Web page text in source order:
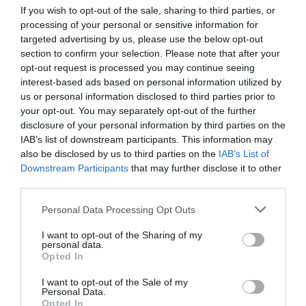
If you wish to opt-out of the sale, sharing to third parties, or
processing of your personal or sensitive information for
targeted advertising by us, please use the below opt-out
section to confirm your selection. Please note that after your
opt-out request is processed you may continue seeing
interest-based ads based on personal information utilized by
us or personal information disclosed to third parties prior to
your opt-out. You may separately opt-out of the further
disclosure of your personal information by third parties on the
IAB’s list of downstream participants. This information may
also be disclosed by us to third parties on the IAB’s List of
Downstream Participants that may further disclose it to other
Personal Data Processing Opt Outs
I want to opt-out of the Sharing of my
personal data.
Opted In
I want to opt-out of the Sale of my
Personal Data.
Opted In
MEAa commenté :
8 novembre 2025 - 19 h
52 min
C’est honteux envers 346 familles (environ) 346 personnes
qui ont mouru à cause de l’argent. Le dreamliner est le seul
avion encore buvable chez boeing.
RÉPONDRE
57 min